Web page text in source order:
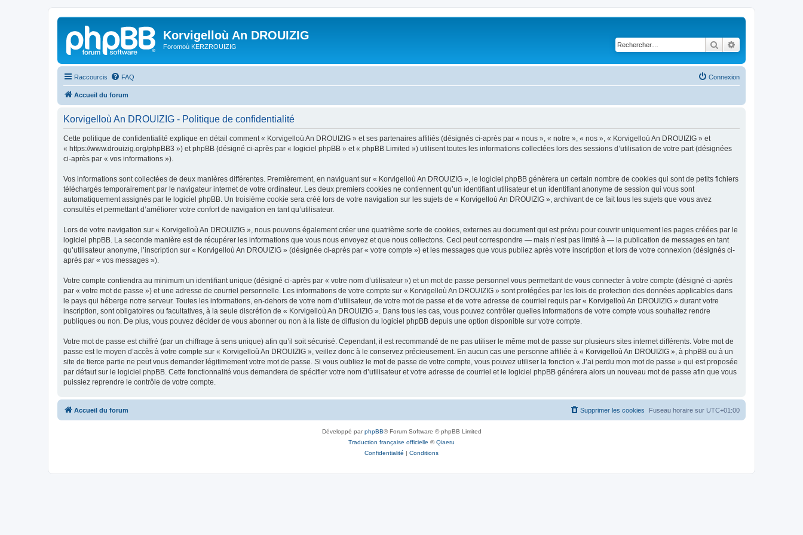
Korvigelloù An DROUIZIG
Foromoù KERZROUIZIG Rechercher
Raccourcis FAQ Connexion
Accueil du forum
Korvigelloù An DROUIZIG - Politique de confidentialité
Cette politique de confidentialité explique en détail comment « Korvigelloù An DROUIZIG » et ses partenaires affiliés (désignés ci-après par « nous », « notre », « nos », « Korvigelloù An DROUIZIG » et
« https://www.drouizig.org/phpBB3 ») et phpBB (désigné ci-après par « logiciel phpBB » et « phpBB Limited ») utilisent toutes les informations collectées lors des sessions d’utilisation de votre part (désignées
ci-après par « vos informations »).
Vos informations sont collectées de deux manières différentes. Premièrement, en naviguant sur « Korvigelloù An DROUIZIG », le logiciel phpBB génèrera un certain nombre de cookies qui sont de petits fichiers
téléchargés temporairement par le navigateur internet de votre ordinateur. Les deux premiers cookies ne contiennent qu’un identifiant utilisateur et un identifiant anonyme de session qui vous sont
automatiquement assignés par le logiciel phpBB. Un troisième cookie sera créé lors de votre navigation sur les sujets de « Korvigelloù An DROUIZIG », archivant de ce fait tous les sujets que vous avez
consultés et permettant d’améliorer votre confort de navigation en tant qu’utilisateur.
Lors de votre navigation sur « Korvigelloù An DROUIZIG », nous pouvons également créer une quatrième sorte de cookies, externes au document qui est prévu pour couvrir uniquement les pages créées par le
logiciel phpBB. La seconde manière est de récupérer les informations que vous nous envoyez et que nous collectons. Ceci peut correspondre — mais n’est pas limité à — la publication de messages en tant
qu’utilisateur anonyme, l’inscription sur « Korvigelloù An DROUIZIG » (désignée ci-après par « votre compte ») et les messages que vous publiez après votre inscription et lors de votre connexion (désignés ci-
après par « vos messages »).
Votre compte contiendra au minimum un identifiant unique (désigné ci-après par « votre nom d’utilisateur ») et un mot de passe personnel vous permettant de vous connecter à votre compte (désigné ci-après
par « votre mot de passe ») et une adresse de courriel personnelle. Les informations de votre compte sur « Korvigelloù An DROUIZIG » sont protégées par les lois de protection des données applicables dans
le pays qui héberge notre serveur. Toutes les informations, en-dehors de votre nom d’utilisateur, de votre mot de passe et de votre adresse de courriel requis par « Korvigelloù An DROUIZIG » durant votre
inscription, sont obligatoires ou facultatives, à la seule discrétion de « Korvigelloù An DROUIZIG ». Dans tous les cas, vous pouvez contrôler quelles informations de votre compte vous souhaitez rendre
publiques ou non. De plus, vous pouvez décider de vous abonner ou non à la liste de diffusion du logiciel phpBB depuis une option disponible sur votre compte.
Votre mot de passe est chiffré (par un chiffrage à sens unique) afin qu’il soit sécurisé. Cependant, il est recommandé de ne pas utiliser le même mot de passe sur plusieurs sites internet différents. Votre mot de
passe est le moyen d’accès à votre compte sur « Korvigelloù An DROUIZIG », veillez donc à le conservez précieusement. En aucun cas une personne affiliée à « Korvigelloù An DROUIZIG », à phpBB ou à un
site de tierce partie ne peut vous demander légitimement votre mot de passe. Si vous oubliez le mot de passe de votre compte, vous pouvez utiliser la fonction « J’ai perdu mon mot de passe » qui est proposée
par défaut sur le logiciel phpBB. Cette fonctionnalité vous demandera de spécifier votre nom d’utilisateur et votre adresse de courriel et le logiciel phpBB générera alors un nouveau mot de passe afin que vous
puissiez reprendre le contrôle de votre compte.
Accueil du forum Fuseau horaire sur UTC+01:00
Supprimer les cookies
Développé parphpBB® Forum Software © phpBB Limited
Traduction française officielle ©Qiaeru
Confidentialité | Conditions